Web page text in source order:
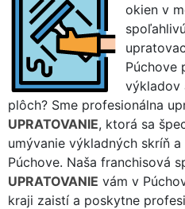
okien v
Púchove
výkladov
plôch? Sme profesionálna
UPRATOVANIE, ktorá sa
umývanie výkladných skríň
Púchove. Naša franchisová
UPRATOVANIE vám v
kraji zaistí a poskytne